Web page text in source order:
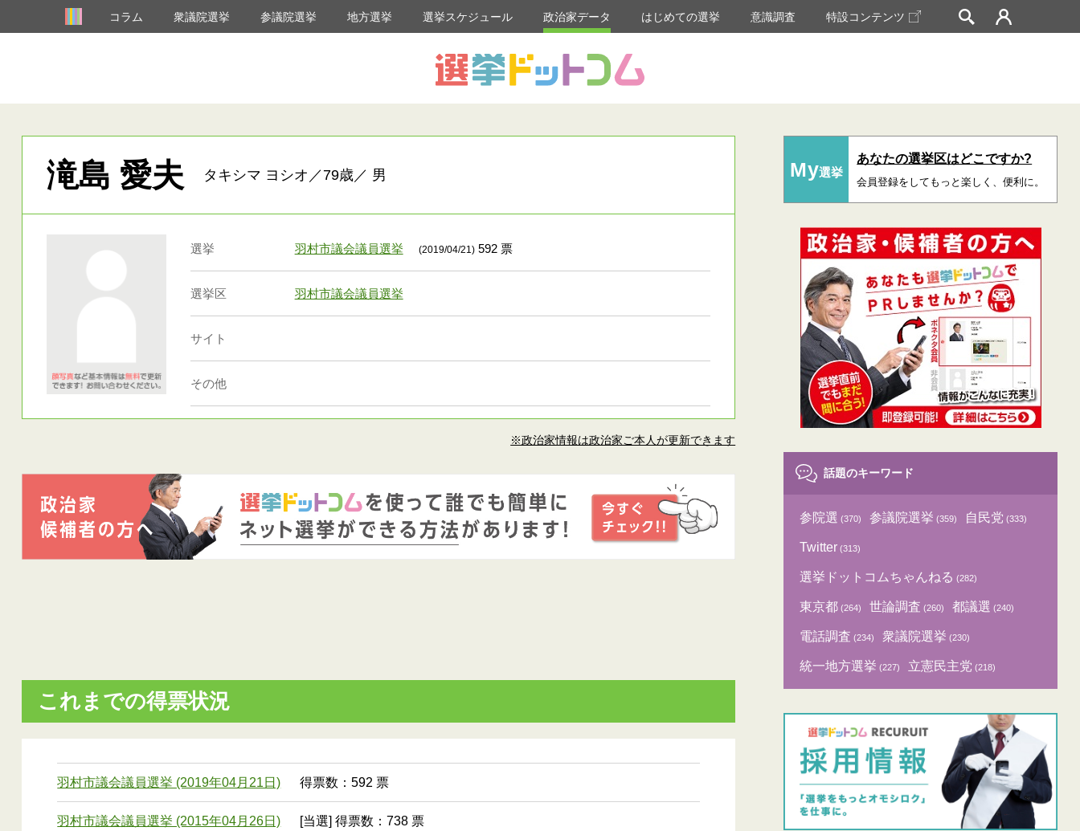
コラム 衆議院選挙 参議院選挙 地方選挙 選挙スケジュール 政治家データ はじめての選挙 意識調査 特設コンテンツ
滝島 愛夫 タキシマ ヨシオ／79歳／ 男
選挙 羽村市議会議員選挙 (2019/04/21)592 票
選挙区 羽村市議会議員選挙
サイト
その他
※政治家情報は政治家ご本人が更新できます
これまでの得票状況
羽村市議会議員選挙 (2019年04月21日) 得票数：592 票
羽村市議会議員選挙 (2015年04月26日) [当選] 得票数：738 票
My選挙
あなたの選挙区はどこですか?
会員登録をしてもっと楽しく、便利に。
話題のキーワード
参院選 (370) 参議院選挙 (359) 自民党 (333)
Twitter (313)
選挙ドットコムちゃんねる (282)
東京都 (264) 世論調査 (260) 都議選 (240)
電話調査 (234) 衆議院選挙 (230)
統一地方選挙 (227) 立憲民主党 (218)